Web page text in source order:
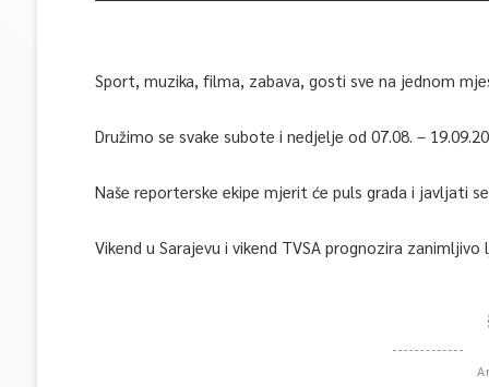
Sport, muzika, filma, zabava, gosti sve na jednom
Družimo se svake subote i nedjelje od 07.08. –
Naše reporterske ekipe mjerit će puls grada i javljati
Vikend u Sarajevu i vikend TVSA prognozira